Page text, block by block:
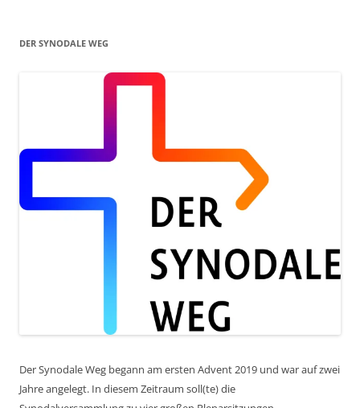
DER SYNODALE WEG
Der Synodale Weg begann am ersten Advent 2019 und war auf zwei
Jahre angelegt. In diesem Zeitraum soll(te) die